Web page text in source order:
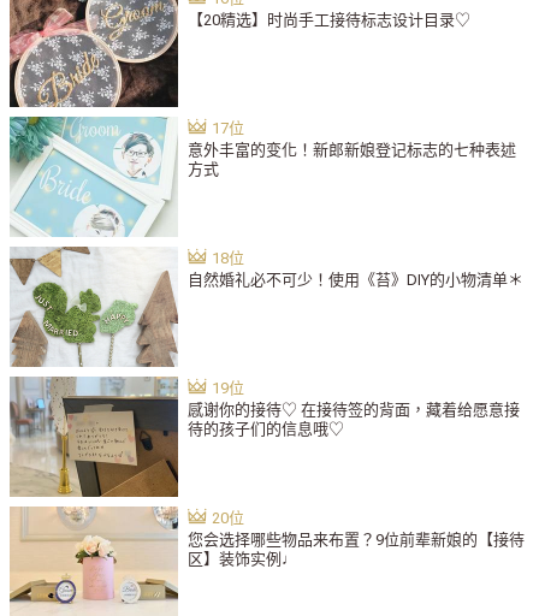
【20精选】时尚手工接待标志设计目录♡
意外丰富的变化！新郎新娘登记标志的七种表述
方式
自然婚礼必不可少！使用《苔》DIY的小物清单＊
感谢你的接待♡ 在接待签的背面，藏着给愿意接
待的孩子们的信息哦♡
您会选择哪些物品来布置？9位前辈新娘的【接待
区】装饰实例♩